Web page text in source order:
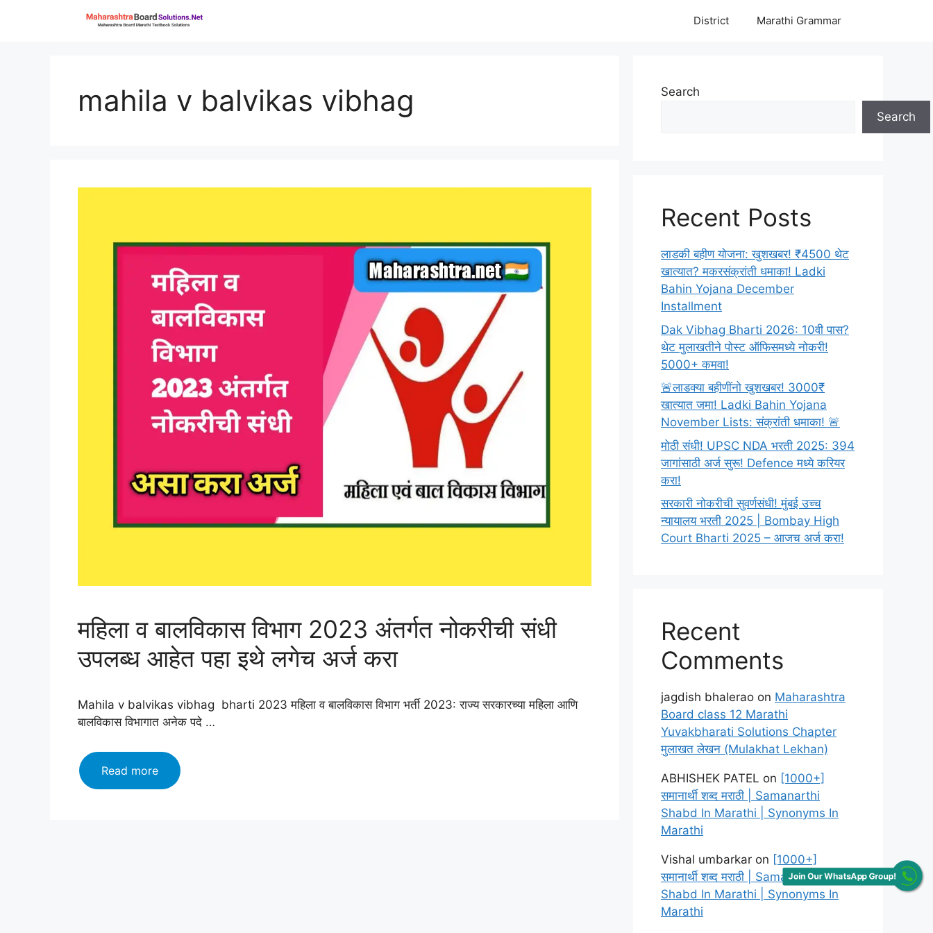
District Marathi Grammar
mahila v balvikas vibhag
महिला व बालविकास विभाग 2023 अंतर्गत नोकरीची संधी
उपलब्ध आहेत पहा इथे लगेच अर्ज करा
Mahila v balvikas vibhag bharti 2023 महिला व बालविकास विभाग भर्ती 2023: राज्य सरकारच्या महिला आणि
बालविकास विभागात अनेक पदे …
Read moreमहिला
व
Search
Search
Recent Posts
लाडकी बहीण योजना: खुशखबर! ₹4500 थेट
खात्यात? मकरसंक्रांती धमाका! Ladki
Bahin Yojana December
Installment
Dak Vibhag Bharti 2026: 10वी पास?
थेट मुलाखतीने पोस्ट ऑफिसमध्ये नोकरी!
5000+ कमवा!
🚨लाडक्या बहीणींनो खुशखबर! 3000₹
खात्यात जमा! Ladki Bahin Yojana
November Lists: संक्रांती धमाका! 🚨
मोठी संधी! UPSC NDA भरती 2025: 394
जागांसाठी अर्ज सुरू! Defence मध्ये करियर
करा!
सरकारी नोकरीची सुवर्णसंधी! मुंबई उच्च
न्यायालय भरती 2025 | Bombay High
Court Bharti 2025 – आजच अर्ज करा!
Recent
Comments
jagdish bhalerao on Maharashtra
Board class 12 Marathi
Yuvakbharati Solutions Chapter
मुलाखत लेखन (Mulakhat Lekhan)
ABHISHEK PATEL on [1000+]
समानार्थी शब्द मराठी | Samanarthi
Shabd In Marathi | Synonyms In
Marathi
Vishal umbarkar on [1000+]
समानार्थी शब्द मराठी | Samanarthi
Shabd In Marathi | Synonyms In
Marathi
Join Our WhatsApp Group!